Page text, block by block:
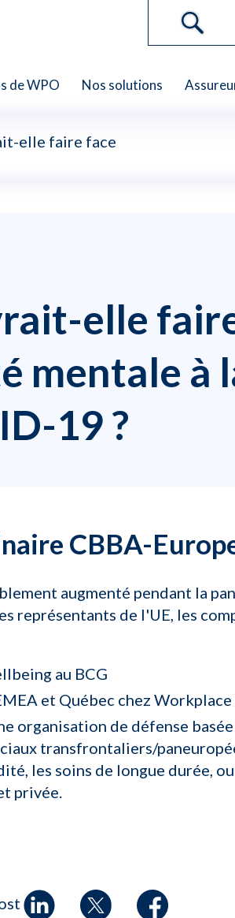
de WPO Nos solutions
elle faire face
elle
mentale à
19 ?
CBBA-
augmenté pendant la
représentants de l'UE, les
au BCG
et Québec chez
organisation de défense
transfrontaliers/
les soins de longue durée,
privée.